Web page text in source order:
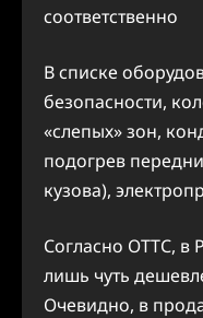
соответственно
В списке
безопасности,
«слепых» зон,
подогрев
кузова),
Согласно ОТТС, в
лишь чуть
Очевидно, в